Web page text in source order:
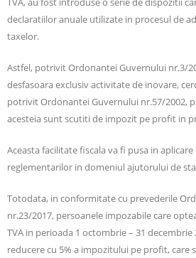
declaratiilor anuale utilizate in procesul de
taxelor.
Astfel, potrivit Ordonantei Guvernului nr.3/
desfasoara exclusiv activitate de inovare,
potrivit Ordonantei Guvernului nr.57/2002,
acesteia sunt scutiti de impozit pe profit in
Aceasta facilitate fiscala va fi pusa in
reglementarilor in domeniul ajutorului de
Totodata, in conformitate cu prevederile
nr.23/2017, persoanele impozabile care
TVA in perioada 1 octombrie – 31 decembrie
reducere cu 5% a impozitului pe profit, care